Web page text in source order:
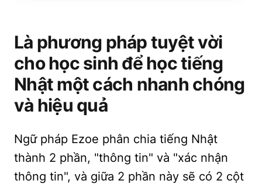
Là phương pháp tuyệt vời
cho học sinh để học tiếng
Nhật một cách nhanh chóng
và hiệu quả
Ngữ pháp Ezoe phân chia tiếng Nhật
thành 2 phần, "thông tin" và "xác nhận
thông tin", và giữa 2 phần này sẽ có 2 cột